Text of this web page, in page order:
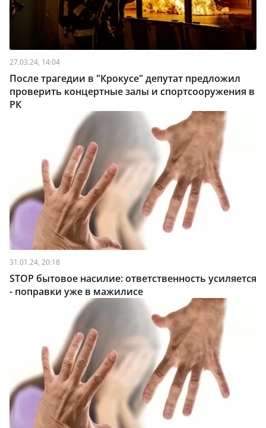
27.03.24, 14:04
После трагедии в "Крокусе" депутат предложил
проверить концертные залы и спортсооружения в
РК
31.01.24, 20:18
STOP бытовое насилие: ответственность усиляется
- поправки уже в мажилисе